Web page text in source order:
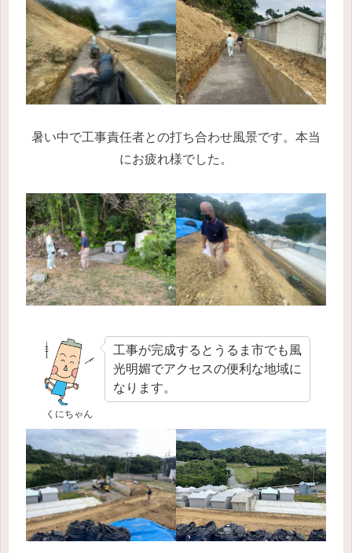
暑い中で工事責任者との打ち合わせ風景です。本当
にお疲れ様でした。
くにちゃん
工事が完成するとうるま市でも風
光明媚でアクセスの便利な地域に
なります。